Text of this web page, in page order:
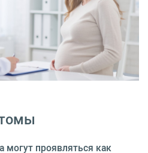
могут проявляться как